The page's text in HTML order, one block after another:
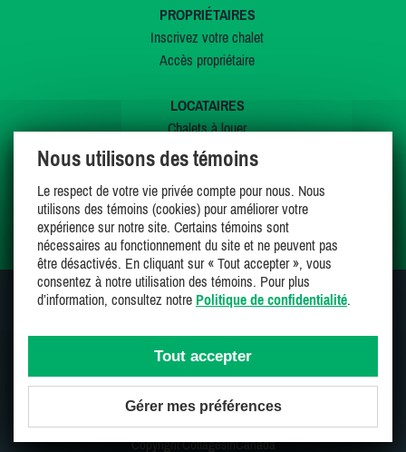
PROPRIÉTAIRES
Inscrivez votre chalet
Accès propriétaire
LOCATAIRES
Chalets à louer
Chalets à vendre
Offres spéciales
Mes favoris
SUIVEZ-NOUS SUR
Une entreprise 100% canadienne et fière de l'être
Copyright CottagesInCanada
Nous utilisons des témoins
Le respect de votre vie privée compte pour nous. Nous
utilisons des témoins (cookies) pour améliorer votre
expérience sur notre site. Certains témoins sont
nécessaires au fonctionnement du site et ne peuvent pas
être désactivés. En cliquant sur « Tout accepter », vous
consentez à notre utilisation des témoins. Pour plus
d’information, consultez notre Politique de confidentialité.
Tout accepter
Gérer mes préférences